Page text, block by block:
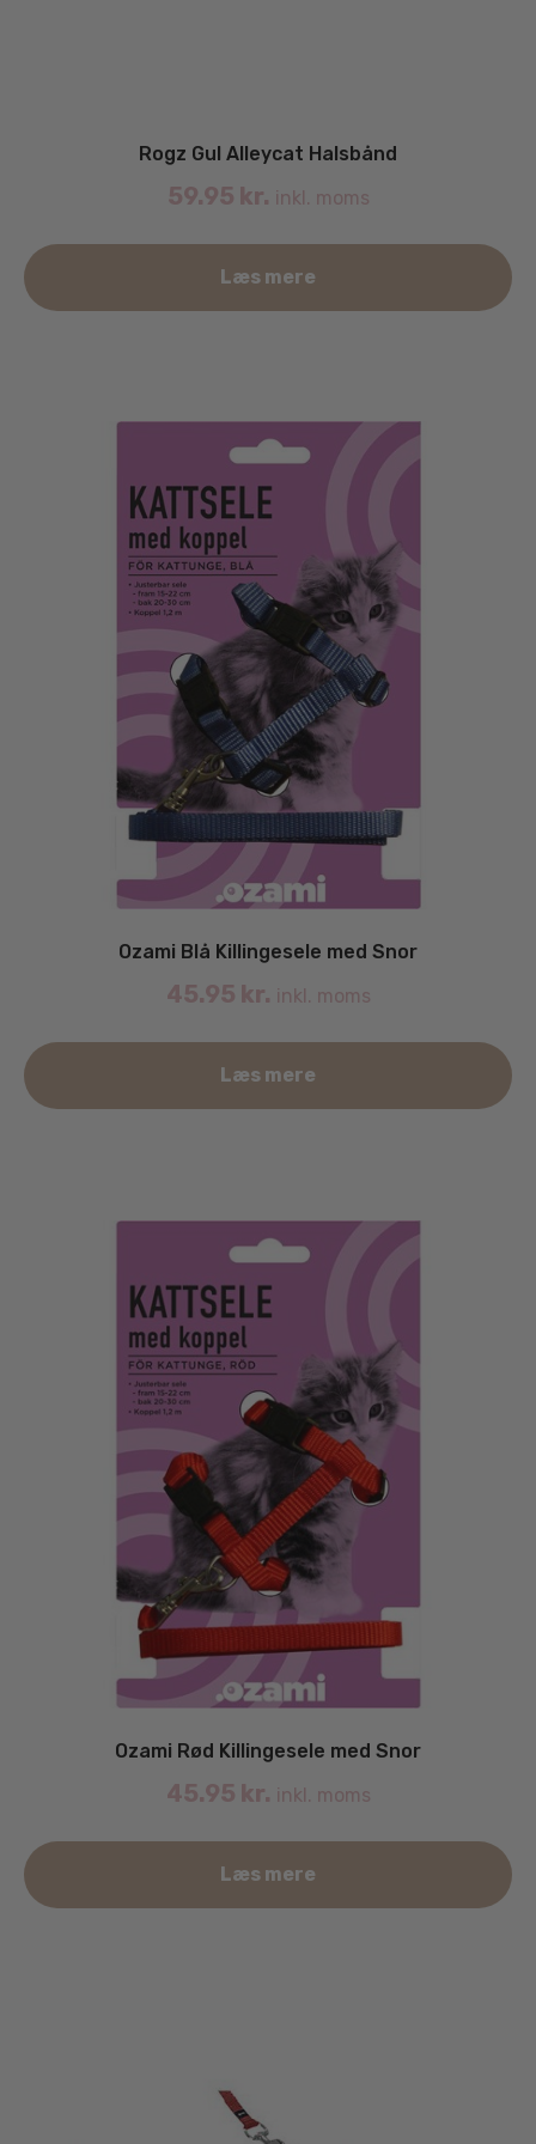
Rogz Gul Alleycat Halsbånd
59.95 kr. inkl. moms
Læs mere
Ozami Blå Killingesele med Snor
45.95 kr. inkl. moms
Læs mere
Ozami Rød Killingesele med Snor
45.95 kr. inkl. moms
Læs mere